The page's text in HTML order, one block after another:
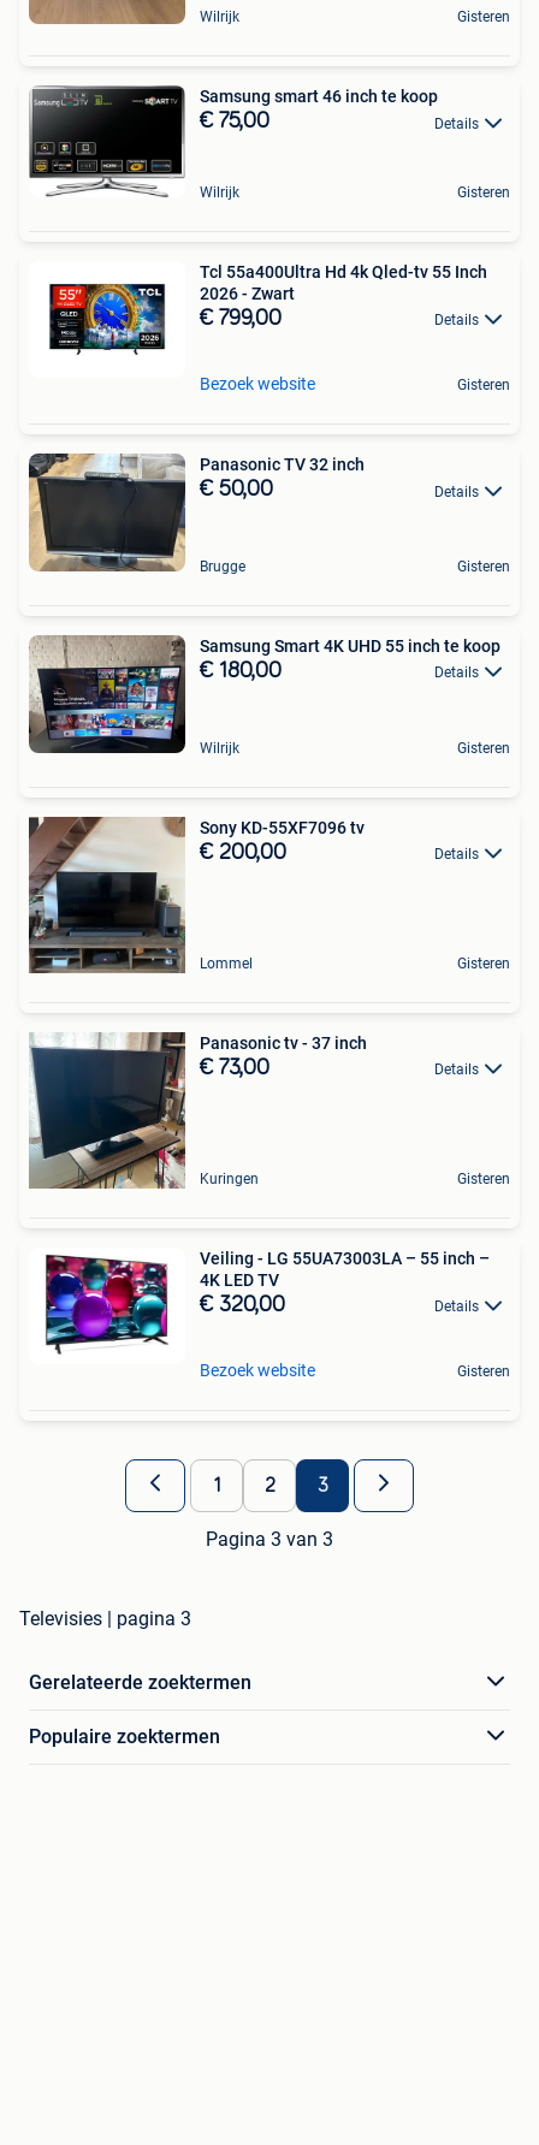
Wilrijk Gisteren
Samsung smart 46 inch te koop
€ 75,00 Details
Wilrijk Gisteren
Tcl 55a400Ultra Hd 4k Qled-tv 55 Inch
2026 - Zwart
€ 799,00 Details
Bezoek website Gisteren
Panasonic TV 32 inch
€ 50,00 Details
Brugge Gisteren
Samsung Smart 4K UHD 55 inch te koop
€ 180,00 Details
Wilrijk Gisteren
Sony KD-55XF7096 tv
€ 200,00 Details
Lommel Gisteren
Panasonic tv - 37 inch
€ 73,00 Details
Kuringen Gisteren
Veiling - LG 55UA73003LA – 55 inch –
4K LED TV
€ 320,00 Details
Bezoek website Gisteren
1 2 3
Pagina 3 van 3
Televisies | pagina 3
Gerelateerde zoektermen
Populaire zoektermen